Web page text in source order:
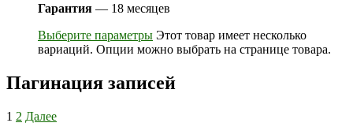
Гарантия — 18 месяцев
Выберите параметры Этот товар имеет несколько
вариаций. Опции можно выбрать на странице товара.
Пагинация записей
1 2 Далее